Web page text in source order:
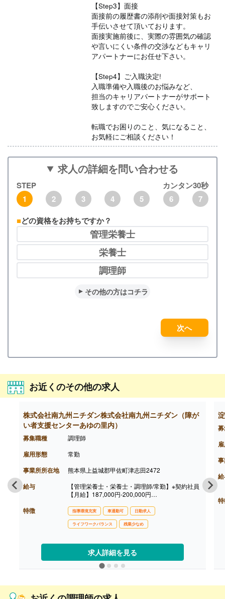
【Step3】面接
面接前の履歴書の添削や面接対策もお
手伝いさせて頂いております。
面接実施前後に、実際の雰囲気の確認
や言いにくい条件の交渉などもキャリ
アパートナーにお任せ下さい。
【Step4】ご入職決定!
入職準備や入職後のお悩みなど、
担当のキャリアパートナーがサポート
致しますのでご安心ください。
転職でお困りのこと、気になること、
お気軽にご相談ください！
求人の詳細を問い合わせる
STEP
カンタン30秒
1
2 3 4 5 6
7
どの資格をお持ちですか？
管理栄養士
栄養士
調理師
その他の方はコチラ
次へ
お近くのその他の求人
株式会社南九州ニチダン株式会社南九州ニチダン（障が
い者支援センターあゆの里内）
募集職種 調理師
雇用形態 常勤
事業所所在地 熊本県上益城郡甲佐町津志田2472
給与
【管理栄養士・栄養士・調理師/常勤】※契約社員
【月給】187,000円-200,000円
【昇給】あり（1月あたり2.00％-5.00％）※前年
度実績
【通勤手当】あり（上限20,000円/月）
特徴 指導環境充実 車通勤可 日勤求人
ライフワークバランス 残業少なめ
求人詳細を見る